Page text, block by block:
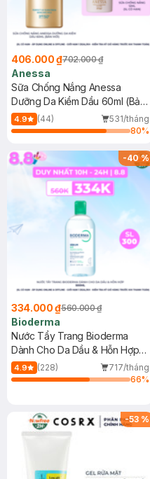
406.000 ₫702.000 ₫
Anessa
Sữa Chống Nắng Anessa
Dưỡng Da Kiềm Dầu 60ml (Bản
Mới)
4.9 (44)
531/tháng
80%
-40%
334.000 ₫560.000 ₫
Bioderma
Nước Tẩy Trang Bioderma
Dành Cho Da Dầu & Hỗn Hợp
500ml
4.9 (228)
717/tháng
66%
-53 %